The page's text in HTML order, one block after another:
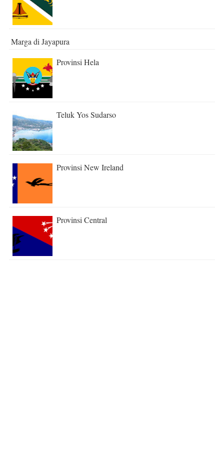
Marga di Jayapura
Provinsi Hela
Teluk Yos Sudarso
Provinsi New Ireland
Provinsi Central